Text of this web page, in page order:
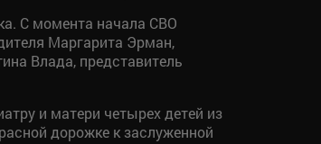
С момента начала СВО
Маргарита Эрман,
Влада, представитель
и матери четырех детей из
дорожке к заслуженной